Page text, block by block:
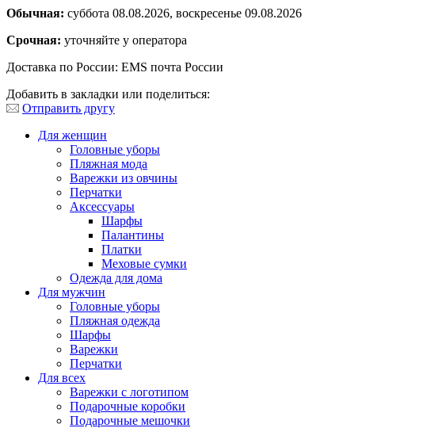
Обычная: суббота 08.08.2026, воскресенье 09.08.2026
Срочная: уточняйте у оператора
Доставка по России: EMS почта России
Добавить в закладки или поделиться:
Отправить другу
Для женщин
Головные уборы
Пляжная мода
Варежки из овчины
Перчатки
Аксессуары
Шарфы
Палантины
Платки
Меховые сумки
Одежда для дома
Для мужчин
Головные уборы
Пляжная одежда
Шарфы
Варежки
Перчатки
Для всех
Варежки с логотипом
Подарочные коробки
Подарочные мешочки